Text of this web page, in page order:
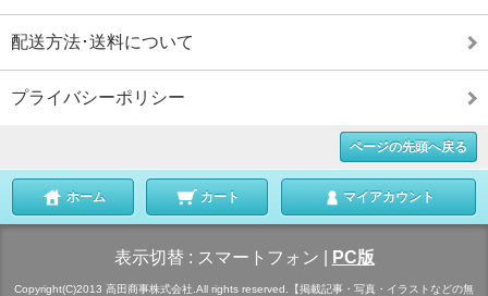
配送方法･送料について
プライバシーポリシー
ページの先頭へ戻る
ホーム カート マイアカウント
表示切替 : スマートフォン PC版
Copyright(C)2013 高田商事株式会社.All rights reserved.【掲載記事・写真・イラストなどの無